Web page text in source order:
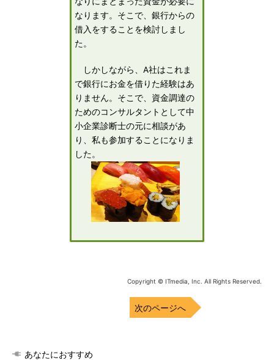
なります。そこで、銀行からの
借入をすることを検討しまし
た。
しかしながら、A社はこれま
で銀行にお金を借りた経験はあ
りません。そこで、資金調達の
ためのコンサルタントとして中
小企業診断士の元に相談があ
り、私も参加することになりま
した。
Copyright © ITmedia, Inc. All Rights Reserved.
次のページへ
あなたにおすすめ